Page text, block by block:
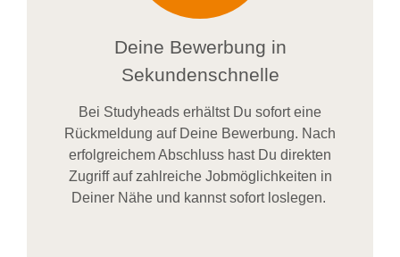
Deine Bewerbung in
Sekundenschnelle
Bei Studyheads erhältst Du sofort eine
Rückmeldung auf Deine Bewerbung. Nach
erfolgreichem Abschluss hast Du direkten
Zugriff auf zahlreiche Jobmöglichkeiten in
Deiner Nähe und kannst sofort loslegen.